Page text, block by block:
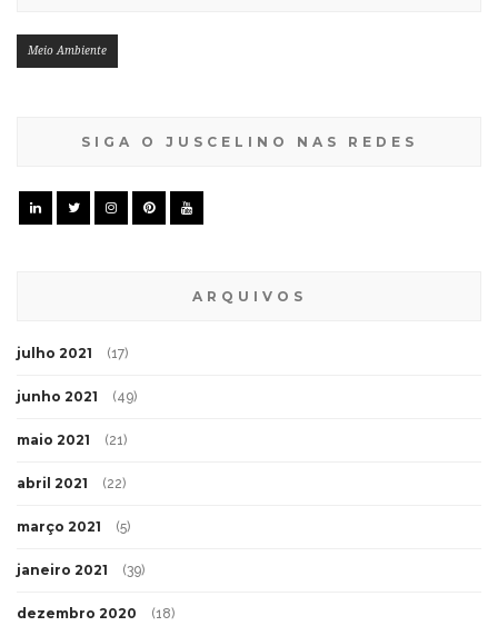
Meio Ambiente
SIGA O JUSCELINO NAS REDES
ARQUIVOS
julho 2021 (17)
junho 2021 (49)
maio 2021 (21)
abril 2021 (22)
março 2021 (5)
janeiro 2021 (39)
dezembro 2020 (18)